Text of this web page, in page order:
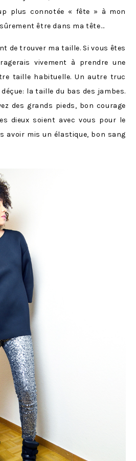
plus connotée « fête » à mon
être dans ma tête…
de trouver ma taille. Si vous êtes
vivement à prendre une
taille habituelle. Un autre truc
la taille du bas des jambes.
des grands pieds, bon courage
dieux soient avec vous pour le
avoir mis un élastique, bon sang